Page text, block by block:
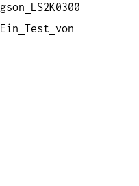
LS2K0300
Test von